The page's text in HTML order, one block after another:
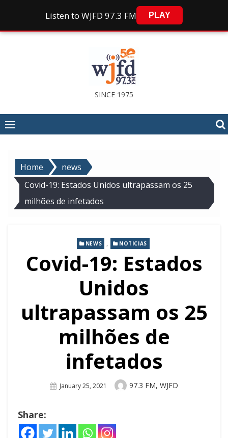
Listen to WJFD 97.3 FM PLAY
SINCE 1975
Home
news
Covid-19: Estados Unidos ultrapassam os 25
milhões de infetados
NEWS , NOTICIAS
Covid-19: Estados
Unidos
ultrapassam os 25
milhões de
infetados
Posted
January 25, 2021 Author
97.3 FM, WJFD
Share: